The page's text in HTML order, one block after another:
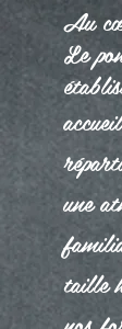
Au
Le
une
taille